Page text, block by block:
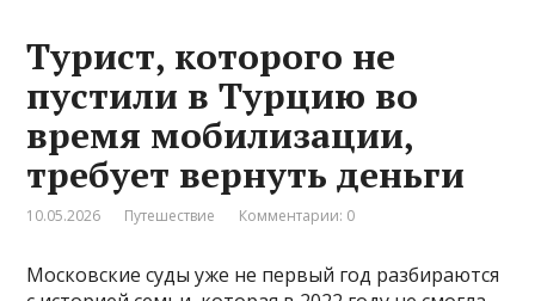
Турист, которого не
пустили в Турцию во
время мобилизации,
требует вернуть деньги
10.05.2026 Путешествие Комментарии: 0
Московские суды уже не первый год разбираются